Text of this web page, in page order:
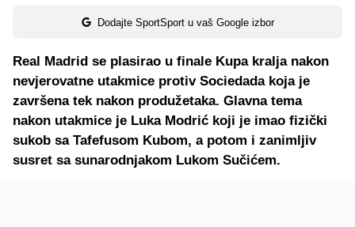
Dodajte SportSport u vaš Google izbor
Real Madrid se plasirao u finale Kupa kralja nakon
nevjerovatne utakmice protiv Sociedada koja je
završena tek nakon produžetaka. Glavna tema
nakon utakmice je Luka Modrić koji je imao fizički
sukob sa Tafefusom Kubom, a potom i zanimljiv
susret sa sunarodnjakom Lukom Sučićem.